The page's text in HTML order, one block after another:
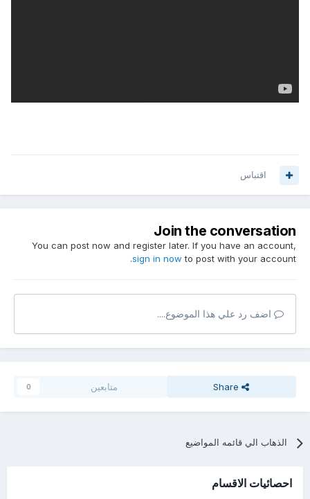
اقتباس
Join the conversation
You can post now and register later. If you have an account,
sign in nowto post with your account.
اضف رد علي هذا الموضوع....
Share متابعين 0
الذهاب الي قائمه المواضيع
احصائيات الاقسام